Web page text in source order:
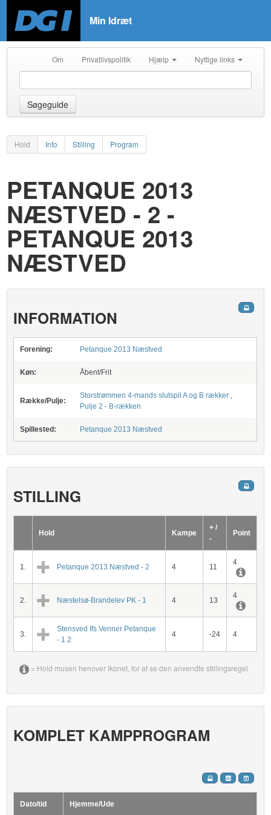
Min Idræt
Om Privatlivspolitik Hjælp Nyttige links
Søgeguide
Hold Info Stilling Program
PETANQUE 2013
NÆSTVED - 2 -
PETANQUE 2013
NÆSTVED
INFORMATION
Forening: Petanque 2013 Næstved
Køn: Åbent/Frit
Række/Pulje:
Storstrømmen 4-mands slutspil A og B rækker ,
Pulje 2 - B-rækken
Spillested: Petanque 2013 Næstved
STILLING
Hold Kampe
+ /
-
Point
1. Petanque 2013 Næstved - 2 4 11
4
2. Næstelsø-Brandelev PK - 1 4 13
4
3.
Stensved Ifs Venner Petanque
- 1 2
4 -24 4
= Hold musen henover ikonet, for at se den anvendte stillingsregel
KOMPLET KAMPPROGRAM
Dato/tid Hjemme/Ude